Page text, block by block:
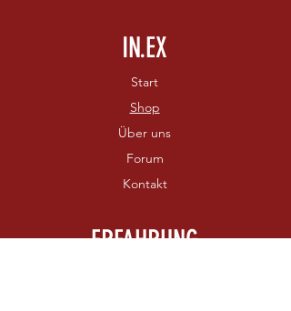
IN.EX
Start
Shop
Über uns
Forum
Kontakt
ERFAHRUNG